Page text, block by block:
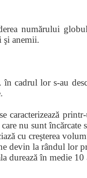
numărului
şi anemii.
cadrul lor s-au
caracterizează
nu sunt încărcate
cu creşterea
devin la rândul lor
durează în medie 10